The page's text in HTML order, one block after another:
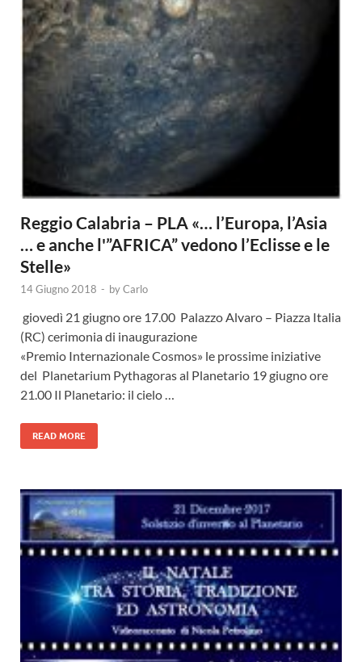
Reggio Calabria – PLA «… l’Europa, l’Asia
… e anche l'”AFRICA” vedono l’Eclisse e le
Stelle»
14 Giugno 2018 - byCarlo
giovedì 21 giugno ore 17.00 Palazzo Alvaro – Piazza Italia
(RC) cerimonia di inaugurazione
«Premio Internazionale Cosmos» le prossime iniziative
del Planetarium Pythagoras al Planetario 19 giugno ore
21.00 Il Planetario: il cielo …
READ MORE